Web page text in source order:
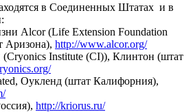
в Соединенных Штатах и в
Alcor (Life Extension Foundation
Аризона), http://www.alcor.org/
Institute (CI)), Клинтон (штат
Оукленд (штат Калифорния),
http://kriorus.ru/